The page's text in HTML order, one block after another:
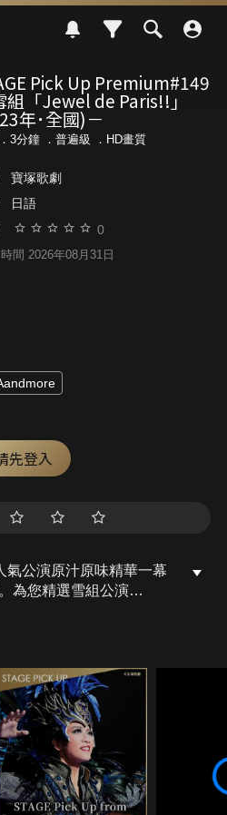
Pick Up Premium#149
組「Jewel de Paris!!」
年･全國)－
3分鐘 ． 普遍級 ．HD畫質
寶塚歌劇
日語
0
間 2026年08月31日
先登入
氣公演原汁原味精華一幕
為您精選雪組公演